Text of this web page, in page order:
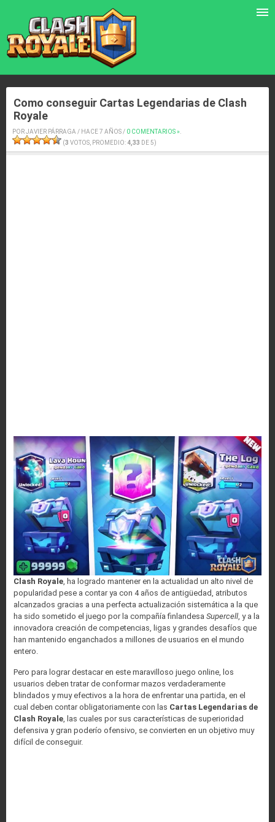
Como conseguir Cartas Legendarias de Clash
Royale
POR JAVIER PÁRRAGA / HACE 7 AÑOS / 0 COMENTARIOS »
(3 VOTOS, PROMEDIO:4,33 DE 5)
Clash Royale , ha logrado mantener en la actualidad un alto nivel de
popularidad pese a contar ya con 4 años de antigüedad, atributos
alcanzados gracias a una perfecta actualización sistemática a la que
ha sido sometido el juego por la compañía finlandesa Supercell , y a la
innovadora creación de competencias, ligas y grandes desafíos que
han mantenido enganchados a millones de usuarios en el mundo
entero.
Pero para lograr destacar en este maravilloso juego online, los
usuarios deben tratar de conformar mazos verdaderamente
blindados y muy efectivos a la hora de enfrentar una partida, en el
cual deben contar obligatoriamente con las Cartas Legendarias de
Clash Royale , las cuales por sus características de superioridad
defensiva y gran poderío ofensivo, se convierten en un objetivo muy
difícil de conseguir.